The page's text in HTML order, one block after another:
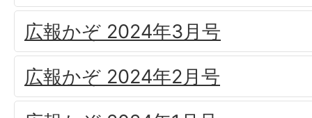
広報かぞ 2024年3月号
広報かぞ 2024年2月号